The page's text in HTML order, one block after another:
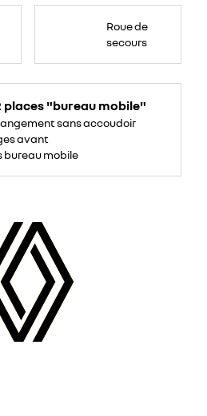
"bureau mobile"
sans accoudoir
avant
bureau mobile
Roue de
secours